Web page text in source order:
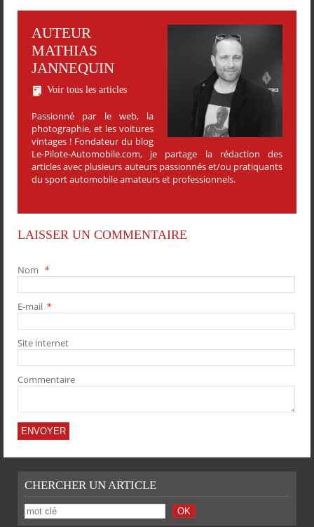
AUTEUR
MATHIAS
JANNEQUIN
Voir tous les articles
Passionné par le web, la
photographie, et les voitures
vintages ! Fondateur du blog
Le-Pilote-Automobile.com, je partage la rédaction des
articles avec plusieurs auteurs passionnés et/ou pratiquants
du sport automobile amateurs et professionnels.
LAISSER UN COMMENTAIRE
Nom *
E-mail *
Site internet
Commentaire
CHERCHER UN ARTICLE